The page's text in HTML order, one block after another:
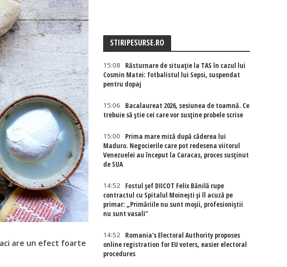
are un efect foarte
STIRIPESURSE.RO
15:08
Răsturnare de situație la TAS în cazul lui
Cosmin Matei: fotbalistul lui Sepsi, suspendat
pentru dopaj
15:06
Bacalaureat 2026, sesiunea de toamnă. Ce
trebuie să știe cei care vor susține probele scrise
15:00
Prima mare miză după căderea lui
Maduro. Negocierile care pot redesena viitorul
Venezuelei au început la Caracas, proces susținut
de SUA
14:52
Fostul șef DIICOT Felix Bănilă rupe
contractul cu Spitalul Moinești și îl acuză pe
primar: „Primăriile nu sunt moșii, profesioniștii
nu sunt vasali”
14:52
Romania's Electoral Authority proposes
online registration for EU voters, easier electoral
procedures